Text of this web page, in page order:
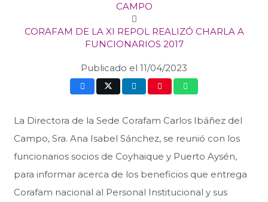
CAMPO
CORAFAM DE LA XI REPOL REALIZÓ CHARLA A
FUNCIONARIOS 2017
Publicado el 11/04/2023
La Directora de la Sede Corafam Carlos Ibáñez del
Campo, Sra. Ana Isabel Sánchez, se reunió con los
funcionarios socios de Coyhaique y Puerto Aysén,
para informar acerca de los beneficios que entrega
Corafam nacional al Personal Institucional y sus